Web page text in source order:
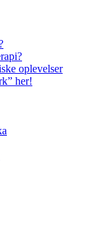
oplevelser
her!